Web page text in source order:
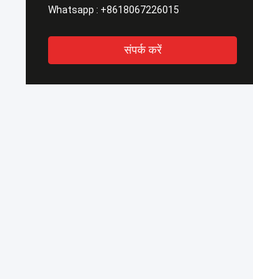
Whatsapp : +8618067226015
संपर्क करें